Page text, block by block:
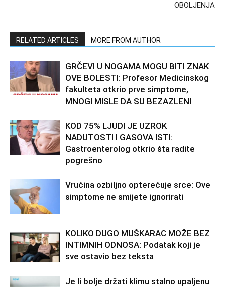
OBOLJENJA
RELATED ARTICLES MORE FROM AUTHOR
GRČEVI U NOGAMA MOGU BITI ZNAK
OVE BOLESTI: Profesor Medicinskog
fakulteta otkrio prve simptome,
MNOGI MISLE DA SU BEZAZLENI
KOD 75% LJUDI JE UZROK
NADUTOSTI I GASOVA ISTI:
Gastroenterolog otkrio šta radite
pogrešno
Vrućina ozbiljno opterećuje srce: Ove
simptome ne smijete ignorirati
KOLIKO DUGO MUŠKARAC MOŽE BEZ
INTIMNIH ODNOSA: Podatak koji je
sve ostavio bez teksta
Je li bolje držati klimu stalno upaljenu